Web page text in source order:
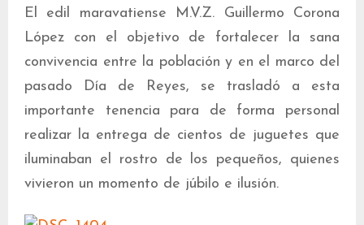
El edil maravatiense M.V.Z. Guillermo Corona
López con el objetivo de fortalecer la sana
convivencia entre la población y en el marco del
pasado Día de Reyes, se trasladó a esta
importante tenencia para de forma personal
realizar la entrega de cientos de juguetes que
iluminaban el rostro de los pequeños, quienes
vivieron un momento de júbilo e ilusión.